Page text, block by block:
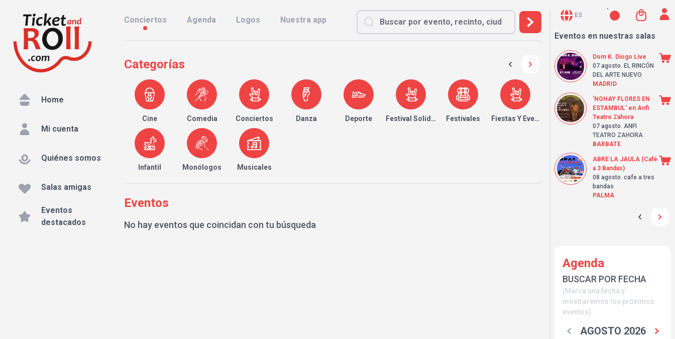
Home
Mi cuenta
Quiénes somos
Salas amigas
Eventos
destacados
Conciertos Agenda Logos Nuestra app
Categorías
Cine Comedia Conciertos Danza Deporte Festival Solidario Festivales Fiestas Y Eventos
Infantil Monólogos Musicales
Eventos
No hay eventos que coincidan con tu búsqueda
ES
Eventos en nuestras salas
Dom K. Diogo Live
07 agosto. EL RINCÓN
DEL ARTE NUEVO
MADRID
'NOHAY FLORES EN
ESTAMBUL' en Anfi
Teatro Zahora
07 agosto. ANFI
TEATRO ZAHORA
BARBATE
ABRE LA JAULA (Café
a 3 Bandas)
08 agosto. cafe a tres
bandas
PALMA
Agenda
BUSCAR POR FECHA
(Marca una fecha y
mostraremos los próximos
eventos)
AGOSTO 2026